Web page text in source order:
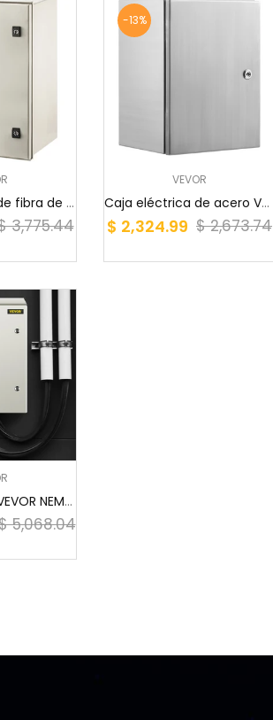
Caja eléctrica de fibra de vidrio NEMA 4X de 24...
3,775.44
-13%
VEVOR
Caja eléctrica de acero VEVOR, 40,6 x 30,5 x 15...
$ 2,324.99 $ 2,673.74
Caja metálica VEVOR NEMA, 24 x 24 x 12'', NEMA ...
5,068.04